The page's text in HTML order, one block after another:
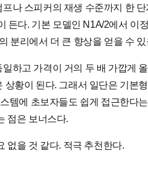
나 스피커의 재생 수준까지 한
든다. 기본 모델인 N1A/2에서 이
분리에서 더 큰 향상을 얻을 수
하고 가격이 거의 두 배 가깝게
상황이 된다. 그래서 일단은 기본
템에 초보자들도 쉽게 접근한다
점은 보너스다.
없을 것 같다. 적극 추천한다.